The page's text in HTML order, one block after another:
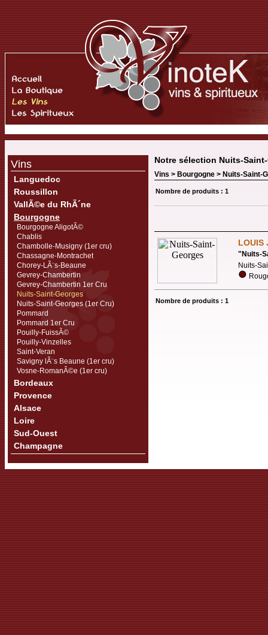
Vins
Languedoc
Roussillon
VallÃ©e du RhÃ´ne
Bourgogne
Bourgogne AligotÃ©
Chablis
Chambolle-Musigny (1er cru)
Chassagne-Montrachet
Chorey-LÃ¨s-Beaune
Gevrey-Chambertin
Gevrey-Chambertin 1er Cru
Nuits-Saint-Georges
Nuits-Saint-Georges (1er Cru)
Pommard
Pommard 1er Cru
Pouilly-FuissÃ©
Pouilly-Vinzelles
Saint-Veran
Savigny lÃ¨s Beaune (1er cru)
Vosne-RomanÃ©e (1er cru)
Bordeaux
Provence
Alsace
Loire
Sud-Ouest
Champagne
Notre sélection Nuits-
Vins > Bourgogne > Nuits-Saint-
Nombre de produits : 1
LOUIS
" Nuits-
Nuits-
Nombre de produits : 1